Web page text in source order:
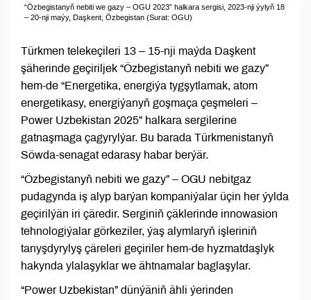
“Özbegistanyň nebiti we gazy – OGU 2023” halkara sergisi, 2023-nji ýylyň 18
– 20-nji maýy, Daşkent, Özbegistan (Surat: OGU)
Türkmen telekeçileri 13 – 15-nji maýda Daşkent
şäherinde geçiriljek “Özbegistanyň nebiti we gazy”
hem-de “Energetika, energiýa tygşytlamak, atom
energetikasy, energiýanyň goşmaça çeşmeleri –
Power Uzbekistan 2025” halkara sergilerine
gatnaşmaga çagyrylýar. Bu barada Türkmenistanyň
Söwda-senagat edarasy habar berýär.
“Özbegistanyň nebiti we gazy” – OGU nebitgaz
pudagynda iş alyp barýan kompaniýalar üçin her ýylda
geçirilýän iri çäredir. Serginiň çäklerinde innowasion
tehnologiýalar görkeziler, ýaş alymlaryň işleriniň
tanyşdyrylyş çäreleri geçiriler hem-de hyzmatdaşlyk
hakynda ylalaşyklar we ähtnamalar baglaşylar.
“Power Uzbekistan” dünýäniň ähli ýerinden